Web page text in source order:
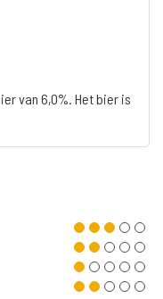
van 6,0%. Het bier is